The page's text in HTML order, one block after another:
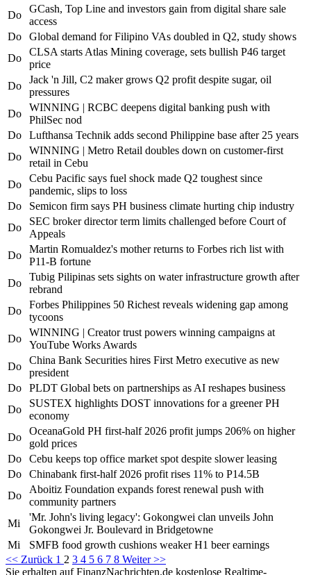
Do
GCash, Top Line and investors gain from digital share sale
access
Do
Global demand for Filipino VAs doubled in Q2, study shows
Do
CLSA starts Atlas Mining coverage, sets bullish P46 target
price
Do
Jack 'n Jill, C2 maker grows Q2 profit despite sugar, oil
pressures
Do
WINNING | RCBC deepens digital banking push with
PhilSec nod
Do
Lufthansa Technik adds second Philippine base after 25 years
Do
WINNING | Metro Retail doubles down on customer-first
retail in Cebu
Do
Cebu Pacific says fuel shock made Q2 toughest since
pandemic, slips to loss
Do
Semicon firm says PH business climate hurting chip industry
Do
SEC broker director term limits challenged before Court of
Appeals
Do
Martin Romualdez's mother returns to Forbes rich list with
P11-B fortune
Do
Tubig Pilipinas sets sights on water infrastructure growth after
rebrand
Do
Forbes Philippines 50 Richest reveals widening gap among
tycoons
Do
WINNING | Creator trust powers winning campaigns at
YouTube Works Awards
Do
China Bank Securities hires First Metro executive as new
president
Do
PLDT Global bets on partnerships as AI reshapes business
Do
SUSTEX highlights DOST innovations for a greener PH
economy
Do
OceanaGold PH first-half 2026 profit jumps 206% on higher
gold prices
Do
Cebu keeps top office market spot despite slower leasing
Do
Chinabank first-half 2026 profit rises 11% to P14.5B
Do
Aboitiz Foundation expands forest renewal push with
community partners
Mi
'Mr. John's living legacy': Gokongwei clan unveils John
Gokongwei Jr. Boulevard in Bridgetowne
Mi
SMFB food growth cushions weaker H1 beer earnings
<< Zurück 1 2 3 4 5 6 7 8 Weiter >>
Sie erhalten auf FinanzNachrichten.de kostenlose Realtime-